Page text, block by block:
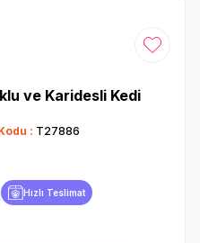
Favoriye
ve Karidesli Kedi
: T27886
Hızlı Teslimat